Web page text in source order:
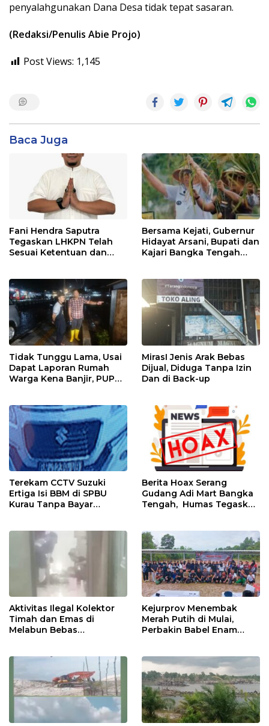
penyalahgunakan Dana Desa tidak tepat sasaran.
(Redaksi/Penulis Abie Projo)
Post Views: 1,145
Baca Juga
Fani Hendra Saputra
Tegaskan LHKPN Telah
Sesuai Ketentuan dan
Bersama Kejati, Gubernur
Hidayat Arsani, Bupati dan
Kajari Bangka Tengah
Tidak Tunggu Lama, Usai
Dapat Laporan Rumah
Warga Kena Banjir, PUPR
MirasI Jenis Arak Bebas
Dijual, Diduga Tanpa Izin
Dan di Back-up
Terekam CCTV Suzuki
Ertiga Isi BBM di SPBU
Kurau Tanpa Bayar
Berita Hoax Serang
Gudang Adi Mart Bangka
Tengah, Humas Tegaskan
Aktivitas Ilegal Kolektor
Timah dan Emas di
Melabun Bebas
Kejurprov Menembak
Merah Putih di Mulai,
Perbakin Babel Enam